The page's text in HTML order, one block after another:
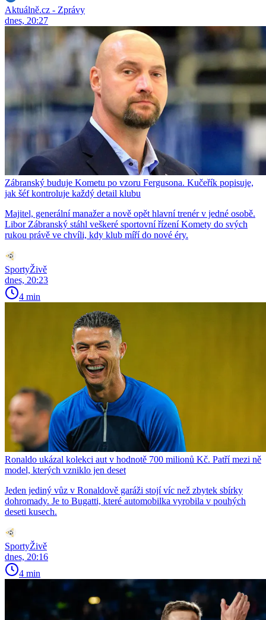
Aktuálně.cz - Zprávy
dnes, 20:27
Zábranský buduje Kometu po vzoru Fergusona. Kučeřík popisuje,
jak šéf kontroluje každý detail klubu
Majitel, generální manažer a nově opět hlavní trenér v jedné osobě.
Libor Zábranský stáhl veškeré sportovní řízení Komety do svých
rukou právě ve chvíli, kdy klub míří do nové éry.
SportyŽivě
dnes, 20:23
4 min
Ronaldo ukázal kolekci aut v hodnotě 700 milionů Kč. Patří mezi ně
model, kterých vzniklo jen deset
Jeden jediný vůz v Ronaldově garáži stojí víc než zbytek sbírky
dohromady. Je to Bugatti, které automobilka vyrobila v pouhých
deseti kusech.
SportyŽivě
dnes, 20:16
4 min